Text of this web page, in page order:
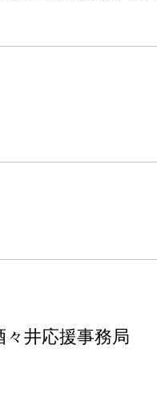
井応援事務局